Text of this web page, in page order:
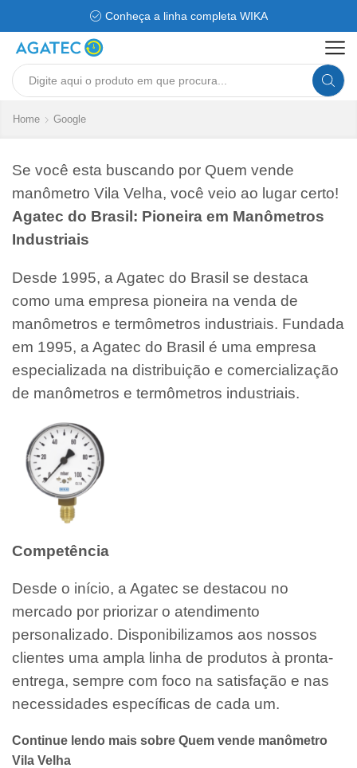
Conheça a linha completa WIKA
Search
Home Google
Se você esta buscando por Quem vende
manômetro Vila Velha, você veio ao lugar certo!
Agatec do Brasil: Pioneira em Manômetros
Industriais
Desde 1995, a Agatec do Brasil se destaca
como uma empresa pioneira na venda de
manômetros e termômetros industriais. Fundada
em 1995, a Agatec do Brasil é uma empresa
especializada na distribuição e comercialização
de manômetros e termômetros industriais.
Competência
Desde o início, a Agatec se destacou no
mercado por priorizar o atendimento
personalizado. Disponibilizamos aos nossos
clientes uma ampla linha de produtos à pronta-
entrega, sempre com foco na satisfação e nas
necessidades específicas de cada um.
Continue lendo mais sobre Quem vende manômetro
Vila Velha